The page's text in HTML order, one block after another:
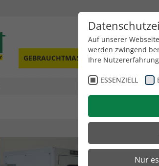
GEBRAUCHTMASCHINEN IHRE
Auf unserer
werden zwingend
Ihre
ESSENZIELL
Nur